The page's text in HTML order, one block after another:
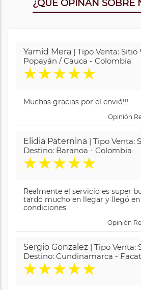
¿QUE OPINAN SOBRE
Yamid Mera | Tipo Venta:
Popayán / Cauca - Colombia
★★★★★
Muchas gracias por el envió!!!
Opinión
Elidia Paternina | Tipo Venta:
Destino: Baranoa - Colombia
★★★★★
Realmente el servicio es super
tardó mucho en llegar y llegó en
condiciones
Opinión
Sergio Gonzalez | Tipo Venta:
Destino: Cundinamarca -
★★★★★